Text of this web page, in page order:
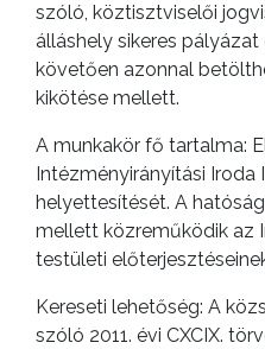
A
VÁROS
PÉNZÜGYEI
szóló, köztisztviselői
álláshely sikeres
követően azonnal
kikötése mellett.
A munkakör fő tartalma:
Intézményirányítási Iroda
helyettesítését. A
mellett közreműködik az
testületi
Kereseti lehetőség: A
szóló 2011. évi CXCIX.